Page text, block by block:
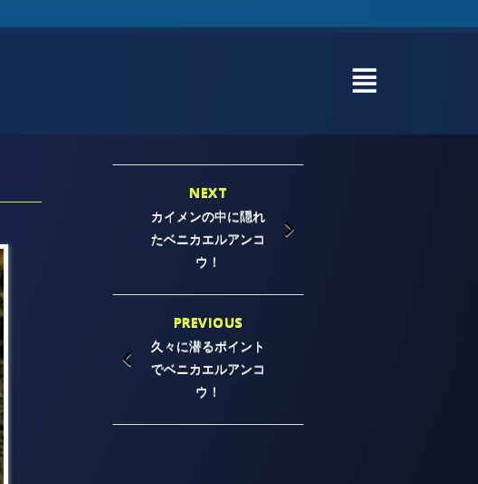
NEXT
カイメンの中に隠れ
たベニカエルアンコ
ウ！
PREVIOUS
久々に潜るポイント
でベニカエルアンコ
ウ！